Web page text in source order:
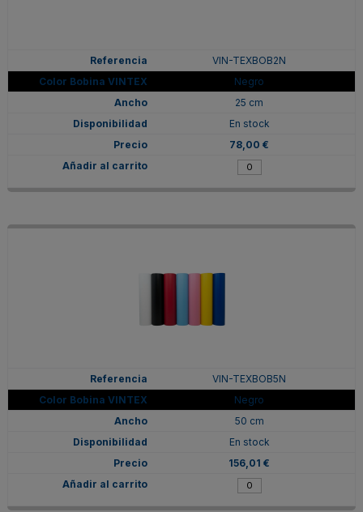
VIN-TEXBOB2N
Negro
25 cm
En stock
78,00 €
VIN-TEXBOB5N
Negro
50 cm
En stock
156,01 €